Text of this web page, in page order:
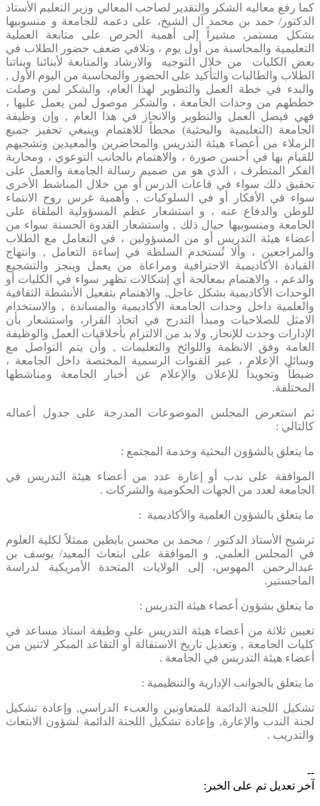
كما رفع معاليه الشكر والتقدير لصاحب المعالي وزير التعليم الأستاذ
الدكتور/ حمد بن محمد آل الشيخ، على دعمه للجامعة و منسوبيها
بشكل مستمر, مشيراً إلى أهمية الحرص على متابعة العملية
التعليمية والمحاسبة من أول يوم ، وتلافي ضعف حضور الطلاب في
بعض الكليات من خلال التوجيه والارشاد والمتابعة لأبنائنا وبناتنا
الطلاب والطالبات والتأكيد على الحضور والمحاسبة من اليوم الأول ,
والبدء في خطة العمل والتطوير لهذا العام، والشكر لمن وصلت
خططهم من وحدات الجامعة ، والشكر موصول لمن يعمل عليها ،
فهي فيصل العمل والتطوير والانجاز في هذا العام , وإن وظيفة
الجامعة (التعليمية والبحثية) محطاً للاهتمام وينبغي تحفيز جميع
الزملاء من أعضاء هيئة التدريس والمحاضرين والمعيدين وتشجيهم
للقيام بها في أحسن صورة ، والاهتمام بالجانب التوعوي ، ومحاربة
الفكر المتطرف ، الذي هو من صميم رسالة الجامعة والعمل على
تحقيق ذلك سواء في قاعات الدرس أو من خلال المناشط الأخرى
سواء في الأفكار أو في السلوكيات , وأهمية غرس روح الانتماء
للوطن والدفاع عنه ، و استشعار عظم المسؤولية الملقاة على
الجامعة ومنسوبيها حيال ذلك , واستشعار القدوة الحسنة سواء من
أعضاء هيئة التدريس أو من المسؤولين ، في التعامل مع الطلاب
والمراجعين ، وألا تُستخدم السلطة في إساءة التعامل , وانتهاج
القيادة الأكاديمية الاحترافية ومراعاة من يعمل وينجز والتشجيع
والدعم ، والاهتمام بمعالجة أي إشكالات تظهر سواء في الكليات أو
الوحدات الأكاديمية بشكل عاجل, والاهتمام بتفعيل الأنشطة الثقافية
والعلمية داخل وحدات الجامعة الأكاديمية والمساندة , والاستخدام
الامثل للصلاحيات ومبدأ التدرج في اتخاذ القرار، واستشعار بأن
الإدارات وجدت للإنجاز, ولا بد من الالتزام بأخلاقيات العمل والوظيفة
العامة وفق الانظمة واللوائح والتعليمات , وأن يتم التواصل مع
وسائل الإعلام ، عبر القنوات الرسمية المختصة داخل الجامعة ،
ضبطاً وتجويداً للإعلان والإعلام عن أخبار الجامعة ومناشطها
المختلفة.
ثم استعرض المجلس الموضوعات المدرجة على جدول أعماله
كالتالي :
ما يتعلق بالشؤون البحثية وخدمة المجتمع :
الموافقة على ندب أو إعارة عدد من أعضاء هيئة التدريس في
الجامعة لعدد من الجهات الحكومية والشركات .
ما يتعلق بالشؤون العلمية والأكاديمية :
ترشيح الأستاذ الدكتور / محمد بن محسن بابطين ممثلاً لكلية العلوم
في المجلس العلمي, و الموافقة على ابتعاث المعيد/ يوسف بن
عبدالرحمن المهوس، إلى الولايات المتحدة الأمريكية لدراسة
الماجستير.
ما يتعلق بشؤون أعضاء هيئة التدريس :
تعيين ثلاثة من أعضاء هيئة التدريس على وظيفة استاذ مساعد في
كليات الجامعة , وتعديل تاريخ الاستقالة أو التقاعد المبكر لاثنين من
أعضاء هيئة التدريس في الجامعة .
ما يتعلق بالجوانب الإدارية والتنظيمية :
تشكيل اللجنة الدائمة للمتعاونين والعبء الدراسي, وإعادة تشكيل
لجنة الندب والإعارة, وإعادة تشكيل اللجنة الدائمة لشؤون الابتعاث
والتدريب .
--
آخر تعديل تم على الخبر: